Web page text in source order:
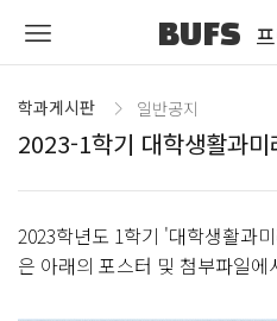
BUFS
학과게시판 일반공지
2023-1학기 대학생활과
2023학년도 1학기 '대학생활과
은 아래의 포스터 및 첨부파일에